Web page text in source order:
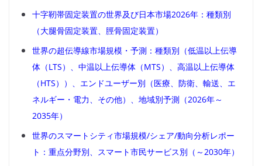
十字靭帯固定装置の世界及び日本市場2026年：種類別
（大腿骨固定装置、脛骨固定装置）
世界の超伝導線市場規模・予測：種類別（低温以上伝導
体（LTS）、中温以上伝導体（MTS）、高温以上伝導体
（HTS））、エンドユーザー別（医療、防衛、輸送、エ
ネルギー・電力、その他）、地域別予測（2026年～
2035年）
世界のスマートシティ市場規模/シェア/動向分析レポー
ト：重点分野別、スマート市民サービス別（～2030年）